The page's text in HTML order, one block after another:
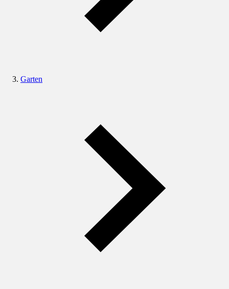
Garten